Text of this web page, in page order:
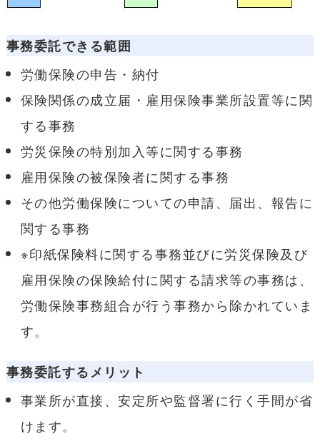
事務委託できる範囲
労働保険の申告・納付
保険関係の成立届・雇用保険事業所設置等に関
する事務
労災保険の特別加入等に関する事務
雇用保険の被保険者に関する事務
その他労働保険についての申請、届出、報告に
関する事務
※印紙保険料に関する事務並びに労災保険及び
雇用保険の保険給付に関する請求等の事務は、
労働保険事務組合が行う事務から除かれていま
す。
事務委託するメリット
事業所が直接、安定所や監督署に行く手間が省
けます。